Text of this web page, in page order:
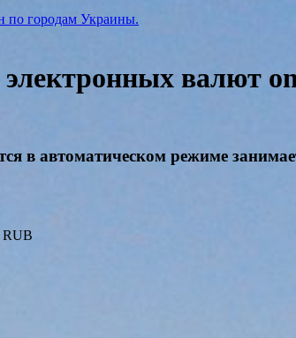
по городам Украины.
валют
в автоматическом режиме
RUB